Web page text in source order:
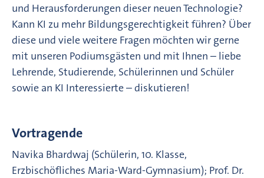
und Herausforderungen dieser neuen Technologie?
Kann KI zu mehr Bildungsgerechtigkeit führen? Über
diese und viele weitere Fragen möchten wir gerne
mit unseren Podiumsgästen und mit Ihnen – liebe
Lehrende, Studierende, Schülerinnen und Schüler
sowie an KI Interessierte – diskutieren!
Vortragende
Navika Bhardwaj (Schülerin, 10. Klasse,
Erzbischöfliches Maria-Ward-Gymnasium); Prof. Dr.